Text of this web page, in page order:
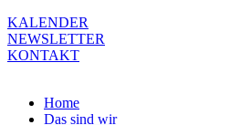
KALENDER
NEWSLETTER
KONTAKT
Home
Das sind wir